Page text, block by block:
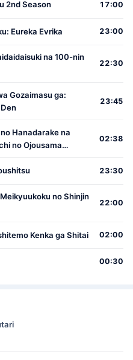
2nd Season 17:00
Eureka Evrika 23:00
na 100-nin
22:30
Gozaimasu ga:
23:45
Hanadarake na
no Ojousama
02:38
23:30
no Shinjin
22:00
Kenka ga Shitai 02:00
00:30